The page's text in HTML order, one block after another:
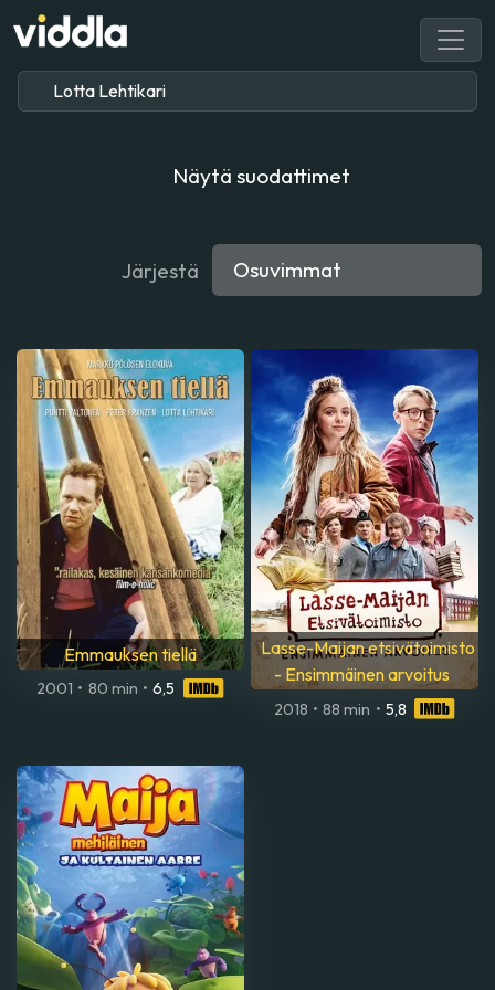
Näytä suodattimet
Järjestä
Emmauksen tiellä
2001 • 80 min • 6,5
Lasse-Maijan etsivätoimisto
- Ensimmäinen arvoitus
2018 • 88 min • 5,8